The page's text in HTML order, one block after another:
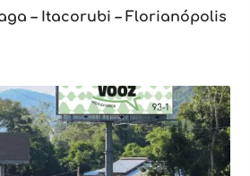
– Itacorubi – Florianópolis